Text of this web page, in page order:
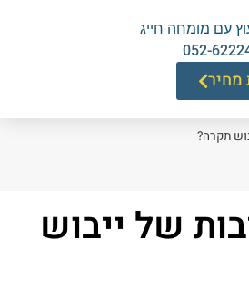
עם מומחה חייג
052-
מחיר
תקרה?
של ייבוש